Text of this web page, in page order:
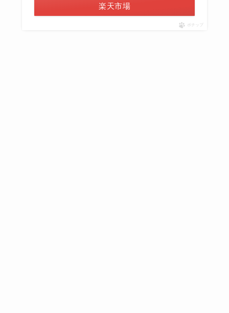
楽天市場
ポチップ